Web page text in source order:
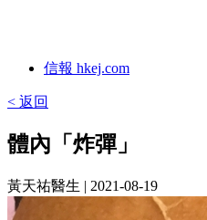
信報 hkej.com
< 返回
體內「炸彈」
黃天祐醫生 | 2021-08-19